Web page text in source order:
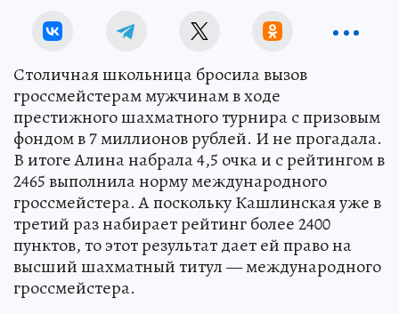
Столичная школьница бросила вызов
гроссмейстерам мужчинам в ходе
престижного шахматного турнира с призовым
фондом в 7 миллионов рублей. И не прогадала.
В итоге Алина набрала 4,5 очка и с рейтингом в
2465 выполнила норму международного
гроссмейстера. А поскольку Кашлинская уже в
третий раз набирает рейтинг более 2400
пунктов, то этот результат дает ей право на
высший шахматный титул — международного
гроссмейстера.